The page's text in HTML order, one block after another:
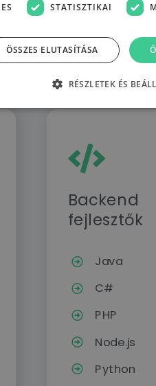
Backend
fejlesztők
Java
C#
PHP
Node.js
Python
STATISZTIKAI
ÖSSZES ELUTASÍTÁSA
RÉSZLETEK ÉS